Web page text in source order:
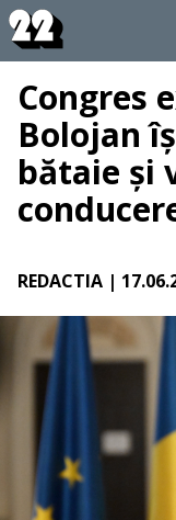
Congres
Bolojan
bătaie și
REDACTIA |